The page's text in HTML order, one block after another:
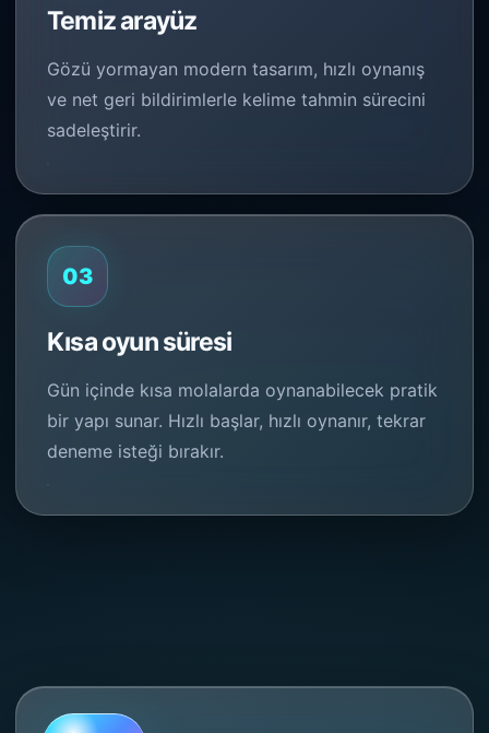
Temiz arayüz
Gözü yormayan modern tasarım, hızlı oynanış
ve net geri bildirimlerle kelime tahmin sürecini
sadeleştirir.
03
Kısa oyun süresi
Gün içinde kısa molalarda oynanabilecek pratik
bir yapı sunar. Hızlı başlar, hızlı oynanır, tekrar
deneme isteği bırakır.